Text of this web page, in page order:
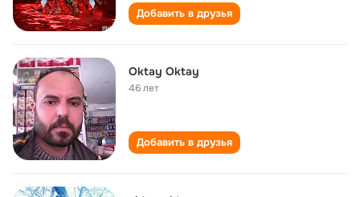
Добавить в друзья
Oktay Oktay
46 лет
Добавить в друзья